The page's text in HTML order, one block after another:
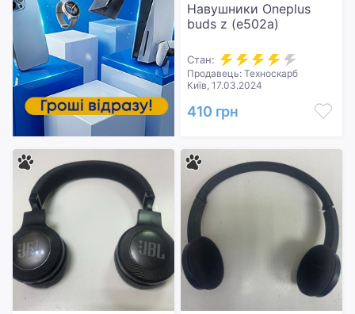
Навушники Oneplus
buds z (e502a)
Стан:
Продавець: Техноскарб
Київ, 17.03.2024
410 грн